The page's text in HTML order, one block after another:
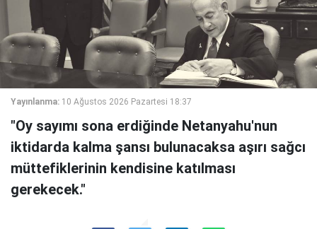
Yayınlanma: 10 Ağustos 2026 Pazartesi 18:37
"Oy sayımı sona erdiğinde Netanyahu'nun
iktidarda kalma şansı bulunacaksa aşırı sağcı
müttefiklerinin kendisine katılması
gerekecek."